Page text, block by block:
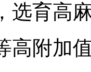
选育高
高附加